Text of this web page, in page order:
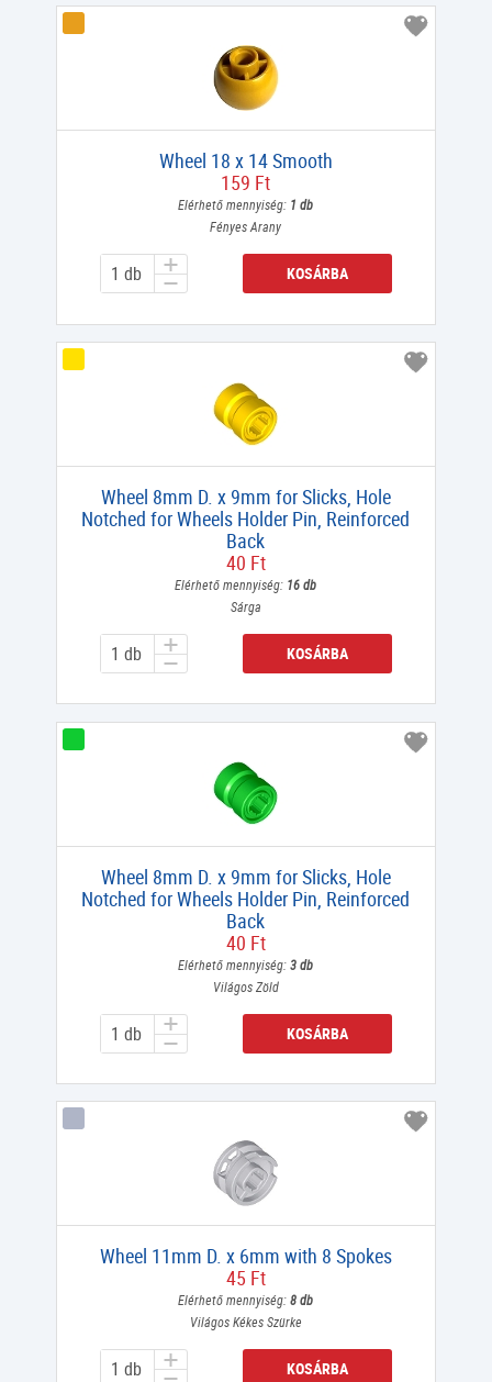
Wheel 18 x 14 Smooth
159 Ft
Elérhető mennyiség: 1 db
Fényes Arany
KOSÁRBA
Wheel 8mm D. x 9mm for Slicks, Hole
Notched for Wheels Holder Pin, Reinforced
Back
40 Ft
Elérhető mennyiség: 16 db
Sárga
KOSÁRBA
Wheel 8mm D. x 9mm for Slicks, Hole
Notched for Wheels Holder Pin, Reinforced
Back
40 Ft
Elérhető mennyiség:3 db
Világos Zöld
KOSÁRBA
Wheel 11mm D. x 6mm with 8 Spokes
45 Ft
Elérhető mennyiség:8 db
Világos Kékes Szürke
KOSÁRBA